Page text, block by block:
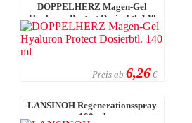
DOPPELHERZ Magen-Gel
Hyaluron Protect Dosierbtl. 140
ml
Preis ab 6,26 €
LANSINOH Regenerationsspray
100 ml